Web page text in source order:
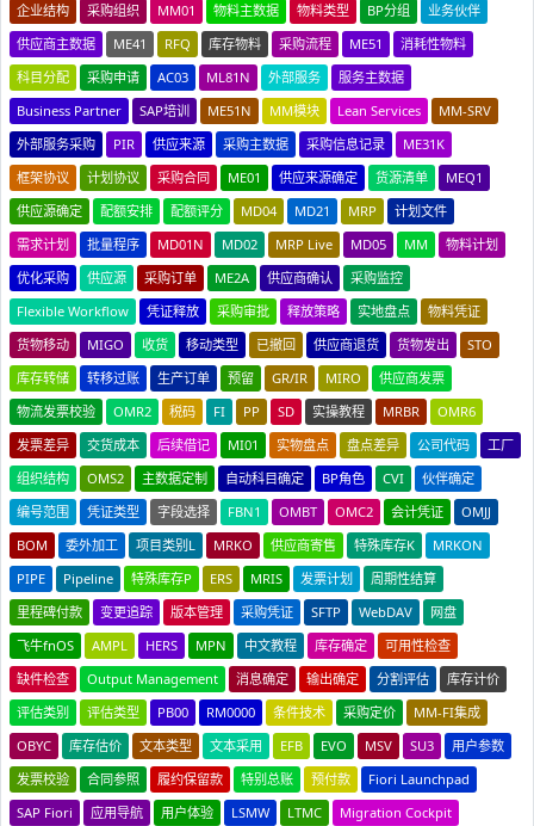
企业结构
采购组织 MM01 物料主数据 物料类型 BP分组
业务伙伴
供应商主数据
ME41 RFQ 库存物料 采购流程 ME51
消耗性物料
科目分配
采购申请 AC03 ML81N 外部服务
服务主数据
Business Partner
SAP培训 ME51N MM模块 Lean Services
MM-SRV
外部服务采购
PIR 供应来源 采购主数据 采购信息记录
ME31K
框架协议
计划协议 采购合同 ME01 供应来源确定 货源清单
MEQ1
供应源确定
配额安排 配额评分 MD04 MD21 MRP
计划文件
需求计划
批量程序 MD01N MD02 MRP Live MD05 MM
物料计划
优化采购
供应源 采购订单 ME2A 供应商确认
采购监控
Flexible Workflow
凭证释放 采购审批 释放策略 实地盘点
物料凭证
货物移动
MIGO 收货 移动类型 已撤回 供应商退货 货物发出
STO
库存转储
转移过账 生产订单 预留 GR/IR MIRO
供应商发票
物流发票校验
OMR2 税码 FI PP SD 实操教程 MRBR
OMR6
发票差异
交货成本 后续借记 MI01 实物盘点 盘点差异 公司代码
工厂
组织结构
OMS2 主数据定制 自动科目确定 BP角色 CVI
伙伴确定
编号范围
凭证类型 字段选择 FBN1 OMBT OMC2 会计凭证
OMJJ
BOM
委外加工 项目类别L MRKO 供应商寄售 特殊库存K
MRKON
PIPE
Pipeline 特殊库存P ERS MRIS 发票计划
周期性结算
里程碑付款
变更追踪 版本管理 采购凭证 SFTP WebDAV
网盘
飞牛fnOS
AMPL HERS MPN 中文教程 库存确定
可用性检查
缺件检查
Output Management 消息确定 输出确定 分割评估
库存计价
评估类别
评估类型 PB00 RM0000 条件技术 采购定价
MM-FI集成
OBYC
库存估价 文本类型 文本采用 EFB EVO MSV SU3
用户参数
发票校验
合同参照 履约保留款 特别总账 预付款
Fiori Launchpad
SAP Fiori
应用导航 用户体验 LSMW LTMC
Migration Cockpit